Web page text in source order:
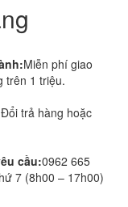
Miễn phí giao
trên 1 triệu.
Đổi trả hàng hoặc
cầu:0962 665
7 (8h00 – 17h00)